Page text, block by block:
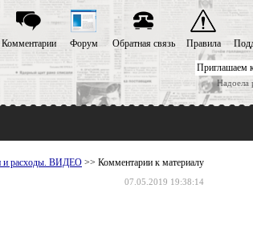
Приглашаем
Надоела
Комментарии Форум Обратная связь Правила
и расходы. ВИДЕО >> Комментарии к материалу
07.05.2019 19:38:14